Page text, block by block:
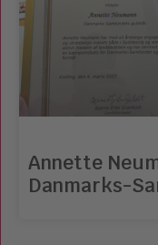
Annette
Danmarks-